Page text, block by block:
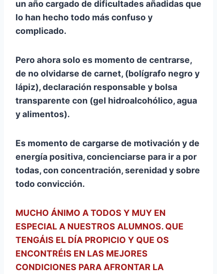
un año cargado de dificultades añadidas que
lo han hecho todo más confuso y
complicado.
Pero ahora solo es momento de centrarse,
de no olvidarse de carnet, (bolígrafo negro y
lápiz), declaración responsable y bolsa
transparente con (gel hidroalcohólico, agua
y alimentos).
Es momento de cargarse de motivación y de
energía positiva, concienciarse para ir a por
todas, con concentración, serenidad y sobre
todo convicción.
MUCHO ÁNIMO A TODOS Y MUY EN
ESPECIAL A NUESTROS ALUMNOS. QUE
TENGÁIS EL DÍA PROPICIO Y QUE OS
ENCONTRÉIS EN LAS MEJORES
CONDICIONES PARA AFRONTAR LA